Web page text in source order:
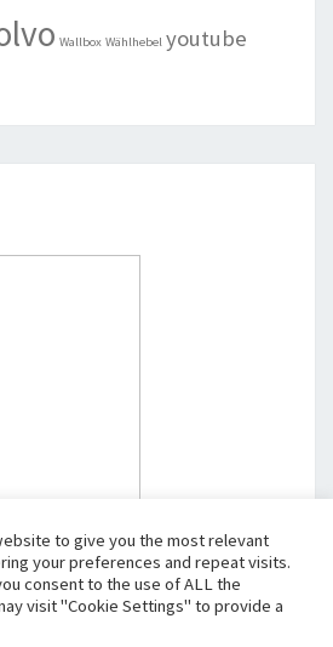
Wallbox Wählhebel youtube
to give you the most relevant
your preferences and repeat visits.
consent to the use of ALL the
visit "Cookie Settings" to provide a